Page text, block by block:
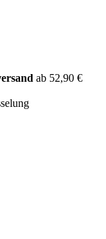
ab 52,90 €